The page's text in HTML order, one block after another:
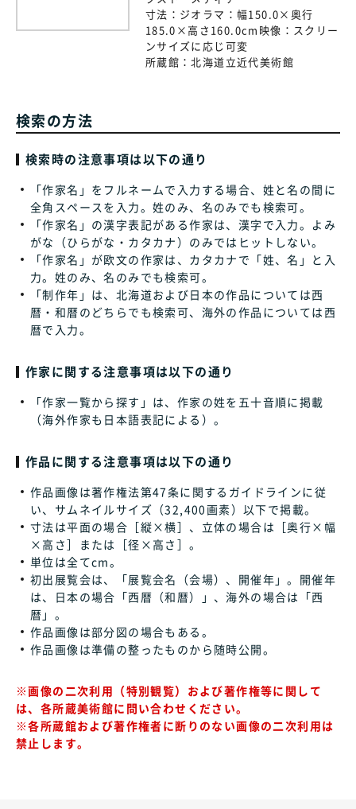
寸法： ジオラマ：幅150.0×奥行
185.0×高さ160.0cm映像：スクリー
ンサイズに応じ可変
所蔵館：北海道立近代美術館
検索の方法
検索時の注意事項は以下の通り
「作家名」をフルネームで入力する場合、姓と名の間に
全角スペースを入力。姓のみ、名のみでも検索可。
「作家名」の漢字表記がある作家は、漢字で入力。よみ
がな（ひらがな・カタカナ）のみではヒットしない。
「作家名」が欧文の作家は、カタカナで「姓、名」と入
力。姓のみ、名のみでも検索可。
「制作年」は、北海道および日本の作品については西
暦・和暦のどちらでも検索可、海外の作品については西
暦で入力。
作家に関する注意事項は以下の通り
「作家一覧から探す」は、作家の姓を五十音順に掲載
（海外作家も日本語表記による）。
作品に関する注意事項は以下の通り
作品画像は著作権法第47条に関するガイドラインに従
い、サムネイルサイズ（32,400画素）以下で掲載。
寸法は平面の場合［縦×横］、立体の場合は［奥行×幅
×高さ］または［径×高さ］。
単位は全てcm。
初出展覧会は、「展覧会名（会場）、開催年」。開催年
は、日本の場合「西暦（和暦）」、海外の場合は「西
暦」。
作品画像は部分図の場合もある。
作品画像は準備の整ったものから随時公開。
※画像の二次利用（特別観覧）および著作権等に関して
は、各所蔵美術館に問い合わせください。
※各所蔵館および著作権者に断りのない画像の二次利用は
禁止します。